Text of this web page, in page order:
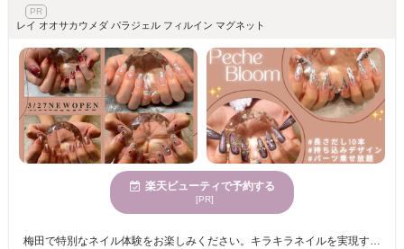
レイ オオサカウメダ パラジェル フィルイン マグネット
楽天ビューティで予約する
[PR]
梅田で特別なネイル体験をお楽しみください。キラキラネイルを実現するための豊富なメニューが揃う当サロンでは、新規オープン記念の特別価格でご利用いただけます。どなたでも予約しやすく、忙しい日々の中でも気軽に立ち寄れます。カラー2色まで無料のサービスや、持ち込みデザイン、ニュアンス・ワンホン・韓国風のデザインが充実。大人気のマグネットネイルから、お仕事にぴったりのシンプルネイル、特別な日のためのブライダルネイルまで選び放題。初回および自店オフがずっと無料で、プチプライスだから何度も通えます。長さ出しも￥400～、アクセントのパーツは乗せ放題、この好機を見逃さないでください。皆さまのご来店を心よりお待ちしております。